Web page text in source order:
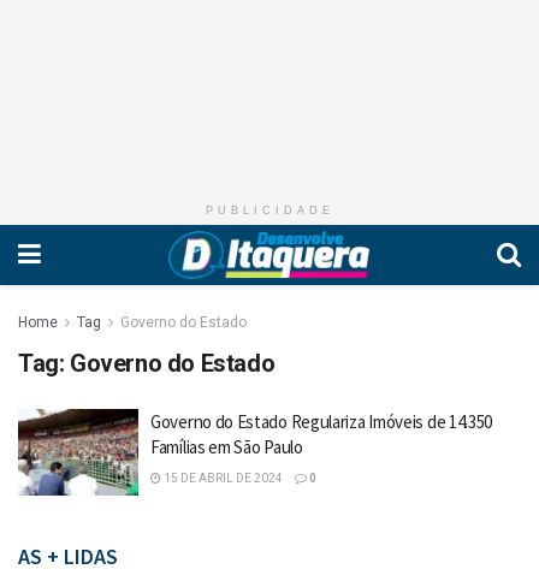
PUBLICIDADE
Home Tag Governo do Estado
Tag: Governo do Estado
Governo do Estado Regulariza Imóveis de 14.350
Famílias em São Paulo
15 DE ABRIL DE 2024 0
AS + LIDAS